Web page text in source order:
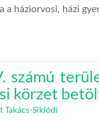
háziorvosi, házi
számú
körzet
Takács-Siklódi